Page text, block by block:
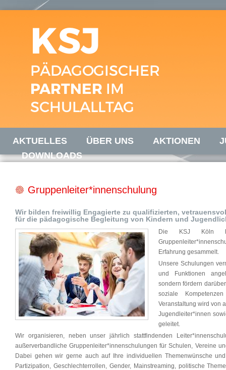
AKTUELLES ÜBER UNS AKTIONEN
DOWNLOADS
Gruppenleiter*innenschulung
Wir bilden freiwillig Engagierte zu qualifizierten,
für die pädagogische Begleitung von Kindern und
Die KSJ Köln
Erfahrung gesammelt.
Unsere Schulungen
und Funktionen
sondern fördern
soziale
Veranstaltung wird von
Jugendleiter*innen
geleitet.
Wir organisieren, neben unser jährlich stattfindenden
außerverbandliche Gruppenleiter*innenschulungen für Schulen, Vereine
Dabei gehen wir gerne auch auf Ihre individuellen Themenwünsche
Partizipation, Geschlechterrollen, Gender, Mainstreaming, politische